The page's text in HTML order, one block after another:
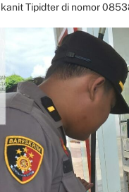
Tipidter di nomor